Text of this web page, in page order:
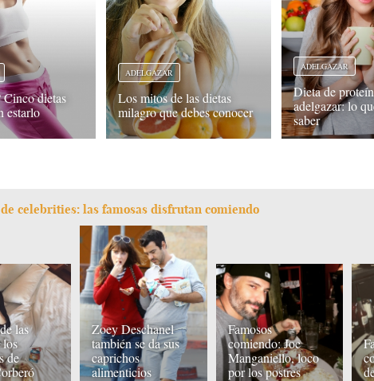
Cinco dietas
estarlo
ADELGAZAR
Los mitos de las dietas
milagro que debes conocer
ADELGAZAR
Dieta de
adelgazar: lo
saber
celebrities: las famosas disfrutan comiendo
las
los
de
Zoey Deschanel
también se da sus
caprichos
alimenticios
Famosos
comiendo: Joe
Manganiello, loco
por los postres